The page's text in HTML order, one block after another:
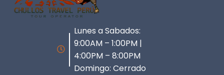
Lunes a Sabados:
9:00AM – 1:00PM |
4:00PM – 8:00PM
Domingo: Cerrado